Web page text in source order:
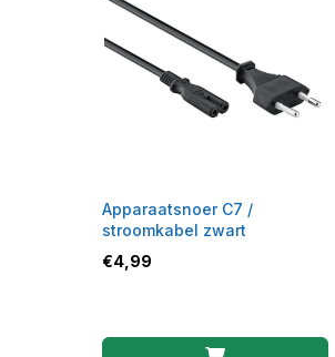
Apparaatsnoer C7 /
stroomkabel zwart
€4,99